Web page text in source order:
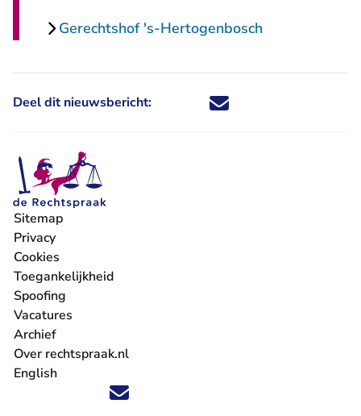
Gerechtshof 's-Hertogenbosch
Deel dit nieuwsbericht: Deel dit nieuwsbericht via X -
Deel dit nieuwsbericht via
Deel dit nieuwsbericht
Deel dit
Volg ons op X (Twitter) - U verlaat Rechtspraak.nl
Volg ons op Facebook - U verlaat Rechtspraak.nl
Volg ons op Instagram - U verlaat Rechtspraak.nl
Volg ons op Youtube - U verlaat Rechtspraak.nl
Volg ons op LinkedIn - U verlaat
'Blijf op de hoogte' nieuwsbrief - U verlaat
Sitemap
Privacy
Cookies
Toegankelijkheid
Spoofing
Vacatures
- U verlaat Rechtspraak.nl
Archief
Over rechtspraak.nl
English